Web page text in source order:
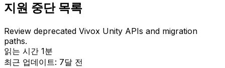
지원 중단 목록
Review deprecated Vivox Unity APIs and migration
paths.
읽는 시간 1분
최근 업데이트: 7달 전